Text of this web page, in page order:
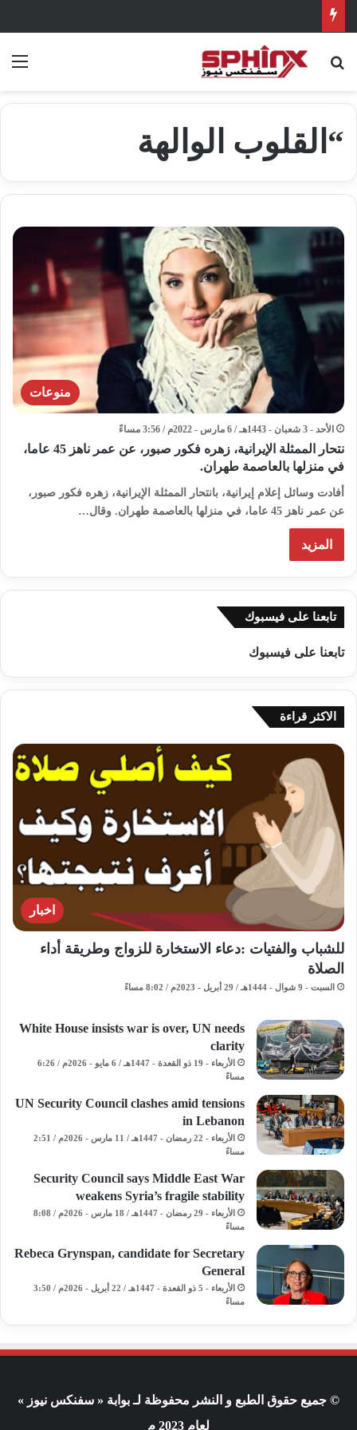
بحث عن
“القلوب الوالهة
منوعات
الأحد - 3 شعبان - 1443هـ / 6 مارس - 2022م / 3:56 مساءً
نتحار الممثلة الإيرانية، زهره فكور صبور، عن عمر ناهز 45 عاما،
في منزلها بالعاصمة طهران.
أفادت وسائل إعلام إيرانية، بانتحار الممثلة الإيرانية، زهره فكور صبور،
عن عمر ناهز 45 عاما، في منزلها بالعاصمة طهران. وقال…
المزيد
تابعنا على فيسبوك
تابعنا على فيسبوك
الاكثر قراءة
اخبار
للشباب والفتيات :دعاء الاستخارة للزواج وطريقة أداء
الصلاة
السبت - 9 شوال - 1444هـ / 29 أبريل - 2023م / 8:02 مساءً
White House insists war is over, UN needs
clarity
الأربعاء - 19 ذو القعدة - 1447هـ / 6 مايو - 2026م / 6:26
مساءً
UN Security Council clashes amid tensions
in Lebanon
الأربعاء - 22 رمضان - 1447هـ / 11 مارس - 2026م / 2:51
مساءً
Security Council says Middle East War
weakens Syria’s fragile stability
الأربعاء - 29 رمضان - 1447هـ / 18 مارس - 2026م / 8:08
مساءً
Rebeca Grynspan, candidate for Secretary
General
الأربعاء - 5 ذو القعدة - 1447هـ / 22 أبريل - 2026م / 3:50
مساءً
© جميع حقوق الطبع و النشر محفوظة لـ بوابة « سفنكس نيوز »
لعام 2023 م